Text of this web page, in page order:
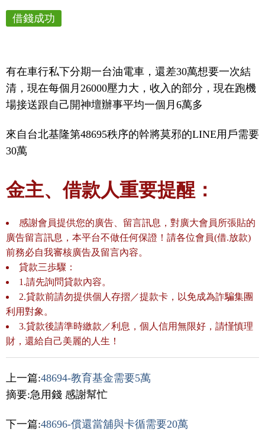
借錢成功
有在車行私下分期一台油電車，還差30萬想要一次結
清，現在每個月26000壓力大，收入的部分，現在跑機
場接送跟自己開神壇辦事平均一個月6萬多
來自台北基隆第48695秩序的幹將莫邪的LINE用戶需要
30萬
金主、借款人重要提醒：
感謝會員提供您的廣告、留言訊息，對廣大會員所張貼的
廣告留言訊息，本平台不做任何保證！請各位會員(借.放款)
前務必自我審核廣告及留言內容。
貸款三歩驟：
1.請先詢問貸款內容。
2.貸款前請勿提供個人存摺／提款卡，以免成為詐騙集團
利用對象。
3.貸款後請準時繳款／利息，個人信用無限好，請慬慎理
財，還給自己美麗的人生！
上一篇:48694-教育基金需要5萬
摘要:急用錢 感謝幫忙
下一篇:48696-償還當舖與卡循需要20萬